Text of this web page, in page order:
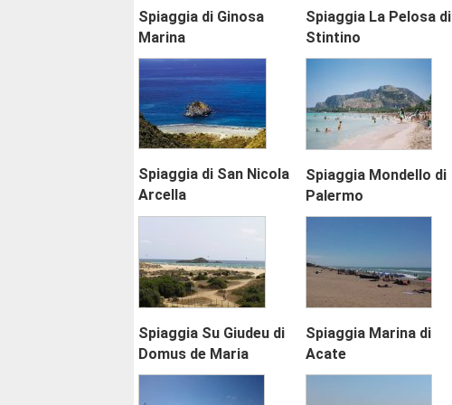
Spiaggia di Ginosa
Marina
Spiaggia La Pelosa di
Stintino
Spiaggia di San Nicola
Arcella
Spiaggia Mondello di
Palermo
Spiaggia Su Giudeu di
Domus de Maria
Spiaggia Marina di
Acate